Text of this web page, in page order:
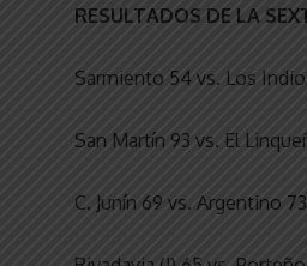
RESULTADOS DE LA
Sarmiento 54 vs. Los
San Martín 93 vs. El
C. Junín 69 vs. Argentino 73